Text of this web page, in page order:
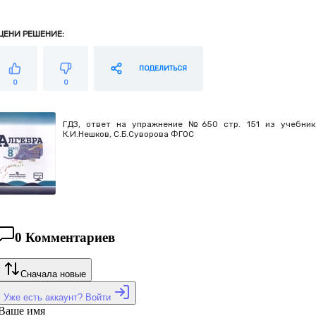
РЕШЕНИЕ:
0 0
ПОДЕЛИТЬСЯ
ГДЗ, ответ на упражнение №650 стр. 151 из
К.И.Нешков, С.Б.Суворова ФГОС